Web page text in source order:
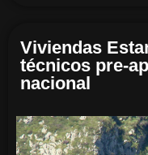
Viviendas
técnicos pre-
nacional